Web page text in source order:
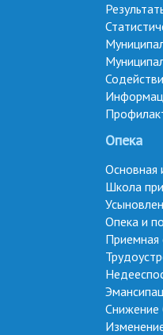
Опека
Основная
Школа
Опека и
Приемная
Снижение